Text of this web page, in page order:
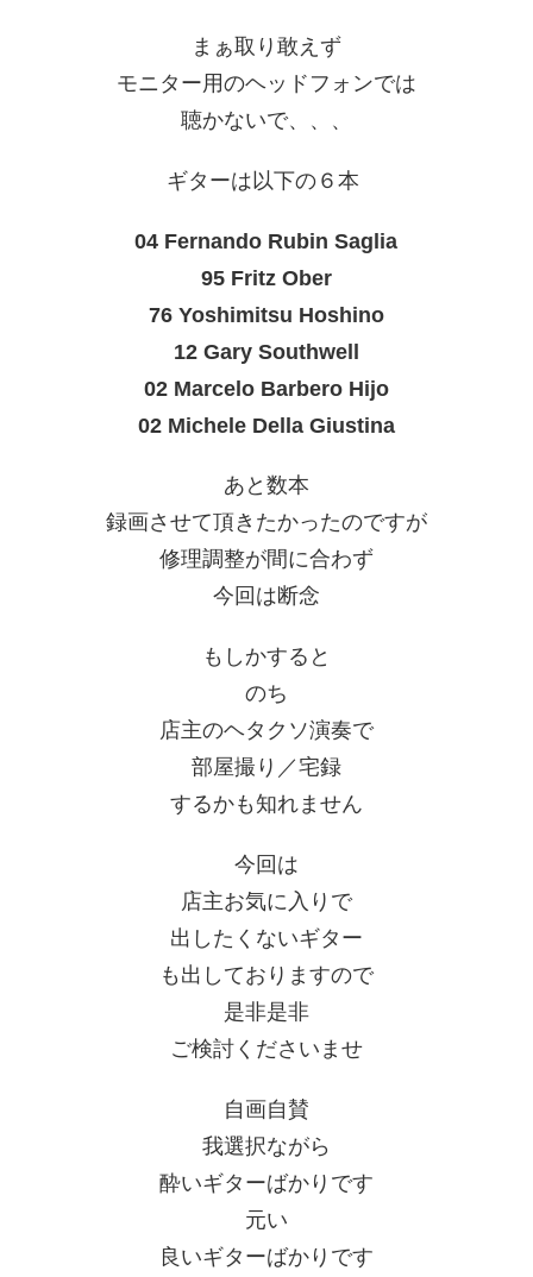
まぁ取り敢えず
モニター用のヘッドフォンでは
聴かないで、、、
ギターは以下の６本
04 Fernando Rubin Saglia
95 Fritz Ober
76 Yoshimitsu Hoshino
12 Gary Southwell
02 Marcelo Barbero Hijo
02 Michele Della Giustina
あと数本
録画させて頂きたかったのですが
修理調整が間に合わず
今回は断念
もしかすると
のち
店主のヘタクソ演奏で
部屋撮り／宅録
するかも知れません
今回は
店主お気に入りで
出したくないギター
も出しておりますので
是非是非
ご検討くださいませ
自画自賛
我選択ながら
酔いギターばかりです
元い
良いギターばかりです